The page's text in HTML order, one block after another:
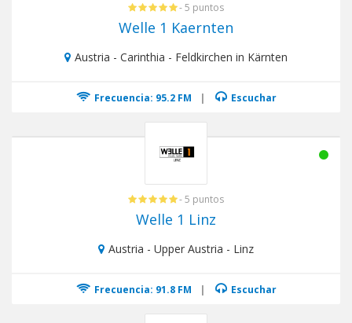
- 5 puntos
Welle 1 Kaernten
Austria - Carinthia - Feldkirchen in Kärnten
Frecuencia: 95.2 FM | Escuchar
- 5 puntos
Welle 1 Linz
Austria - Upper Austria - Linz
Frecuencia: 91.8 FM | Escuchar